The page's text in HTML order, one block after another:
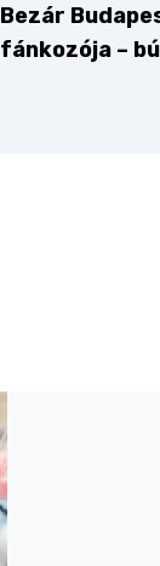
Bezár
fánkozója –